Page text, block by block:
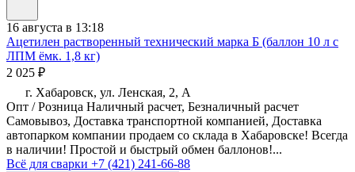
16 августа в 13:18
Ацетилен растворенный технический марка Б (баллон 10 л с
ЛПМ ёмк. 1,8 кг)
2 025 ₽
г. Хабаровск, ул. Ленская, 2, А
Опт / Розница Наличный расчет, Безналичный расчет
Самовывоз, Доставка транспортной компанией, Доставка
автопарком компании продаем со склада в Хабаровске! Всегда
в наличии! Простой и быстрый обмен баллонов!...
Всё для сварки +7 (421) 241-66-88